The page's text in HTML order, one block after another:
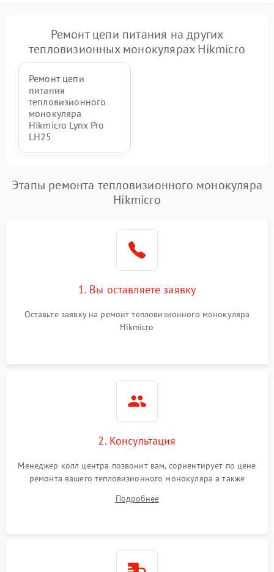
Ремонт цепи питания на других
тепловизионных монокулярах Hikmicro
Ремонт цепи
питания
тепловизионного
монокуляра
Hikmicro Lynx Pro
LH25
Этапы ремонта тепловизионного монокуляра
Hikmicro
1. Вы оставляете заявку
Оставьте заявку на ремонт тепловизионного монокуляра
Hikmicro
2. Консультация
Менеджер колл центра позвонит вам, сориентирует по цене
ремонта вашего тепловизионного монокуляра а также
Подробнее